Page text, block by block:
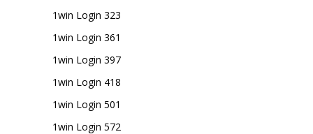
1win Login 323
1win Login 361
1win Login 397
1win Login 418
1win Login 501
1win Login 572